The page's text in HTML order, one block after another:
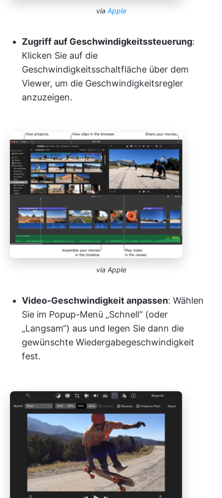
via Apple
Zugriff auf Geschwindigkeitssteuerung:
Klicken Sie auf die
Geschwindigkeitsschaltfläche über dem
Viewer, um die Geschwindigkeitsregler
anzuzeigen.
via Apple
Video-Geschwindigkeit anpassen: Wählen
Sie im Popup-Menü „Schnell“ (oder
„Langsam“) aus und legen Sie dann die
gewünschte Wiedergabegeschwindigkeit
fest.